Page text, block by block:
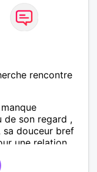
rencontre
de son regard ,
sa douceur bref
une relation